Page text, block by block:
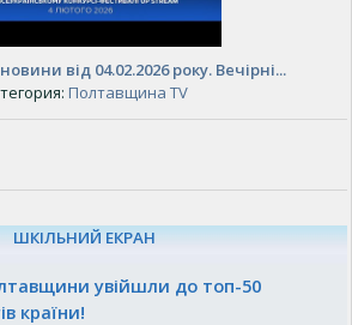
від 04.02.2026 року. Вечірні...
Полтавщина TV
ШКІЛЬНИЙ ЕКРАН
увійшли до топ-50
країни!